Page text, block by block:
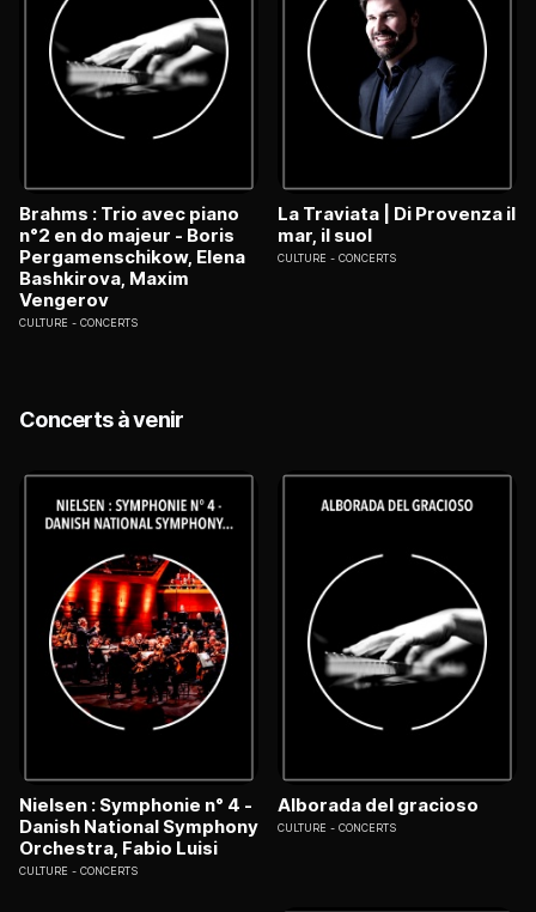
Brahms : Trio avec piano
n°2 en do majeur - Boris
Pergamenschikow, Elena
Bashkirova, Maxim
Vengerov
CULTURE CONCERTS
La Traviata | Di Provenza il
mar, il suol
CULTURE CONCERTS
Concerts à venir
Nielsen : Symphonie n° 4 -
Danish National Symphony
Orchestra, Fabio Luisi
CULTURE CONCERTS
Alborada del gracioso
CULTURE CONCERTS